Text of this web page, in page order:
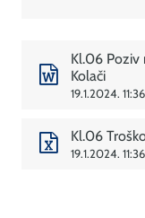
Kl.06 Poziv
Kolači
19.1.2024.
Kl.06
19.1.2024.